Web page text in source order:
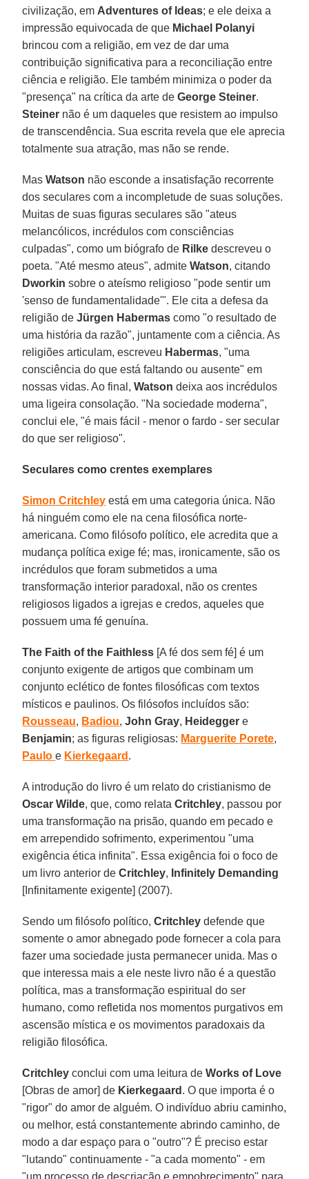
civilização, em Adventures of Ideas; e ele deixa a
impressão equivocada de que Michael Polanyi
brincou com a religião, em vez de dar uma
contribuição significativa para a reconciliação entre
ciência e religião. Ele também minimiza o poder da
"presença" na crítica da arte deGeorge Steiner.
Steiner não é um daqueles que resistem ao impulso
de transcendência. Sua escrita revela que ele aprecia
totalmente sua atração, mas não se rende.
MasWatson não esconde a insatisfação recorrente
dos seculares com a incompletude de suas soluções.
Muitas de suas figuras seculares são "ateus
melancólicos, incrédulos com consciências
culpadas", como um biógrafo de Rilke descreveu o
poeta. "Até mesmo ateus", admiteWatson, citando
Dworkin sobre o ateísmo religioso "pode sentir um
'senso de fundamentalidade'". Ele cita a defesa da
religião deJürgen Habermas como "o resultado de
uma história da razão", juntamente com a ciência. As
religiões articulam, escreveu Habermas, "uma
consciência do que está faltando ou ausente" em
nossas vidas. Ao final,Watson deixa aos incrédulos
uma ligeira consolação. "Na sociedade moderna",
conclui ele, "é mais fácil - menor o fardo - ser secular
do que ser religioso".
Seculares como crentes exemplares
Simon Critchley está em uma categoria única. Não
há ninguém como ele na cena filosófica norte-
americana. Como filósofo político, ele acredita que a
mudança política exige fé; mas, ironicamente, são os
incrédulos que foram submetidos a uma
transformação interior paradoxal, não os crentes
religiosos ligados a igrejas e credos, aqueles que
possuem uma fé genuína.
The Faith of the Faithless [A fé dos sem fé] é um
conjunto exigente de artigos que combinam um
conjunto eclético de fontes filosóficas com textos
místicos e paulinos. Os filósofos incluídos são:
Rousseau, Badiou,John Gray, Heidegger e
Benjamin; as figuras religiosas: Marguerite Porete,
Paulo e Kierkegaard .
A introdução do livro é um relato do cristianismo de
Oscar Wilde, que, como relataCritchley, passou por
uma transformação na prisão, quando em pecado e
em arrependido sofrimento, experimentou "uma
exigência ética infinita". Essa exigência foi o foco de
um livro anterior deCritchley, Infinitely Demanding
[Infinitamente exigente] (2007).
Sendo um filósofo político,Critchley defende que
somente o amor abnegado pode fornecer a cola para
fazer uma sociedade justa permanecer unida. Mas o
que interessa mais a ele neste livro não é a questão
política, mas a transformação espiritual do ser
humano, como refletida nos momentos purgativos em
ascensão mística e os movimentos paradoxais da
religião filosófica.
Critchley conclui com uma leitura deWorks of Love
[Obras de amor] de Kierkegaard . O que importa é o
"rigor" do amor de alguém. O indivíduo abriu caminho,
ou melhor, está constantemente abrindo caminho, de
modo a dar espaço para o "outro"? É preciso estar
"lutando" continuamente - "a cada momento" - em
"um processo de descriação e empobrecimento" para